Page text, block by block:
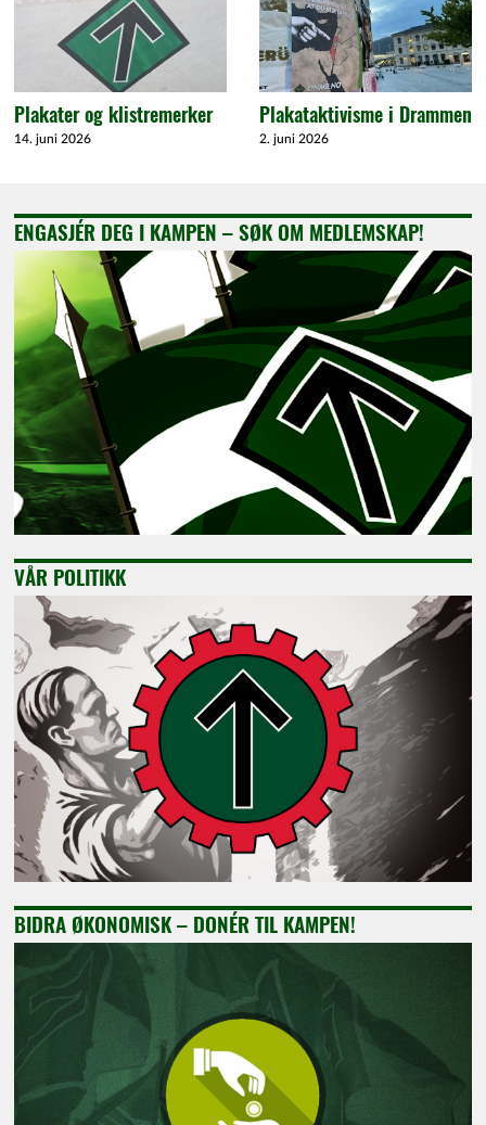
Plakater og klistremerker
14. juni 2026
Plakataktivisme i Drammen
2. juni 2026
ENGASJÉR DEG I KAMPEN – SØK OM MEDLEMSKAP!
VÅR POLITIKK
BIDRA ØKONOMISK – DONÉR TIL KAMPEN!